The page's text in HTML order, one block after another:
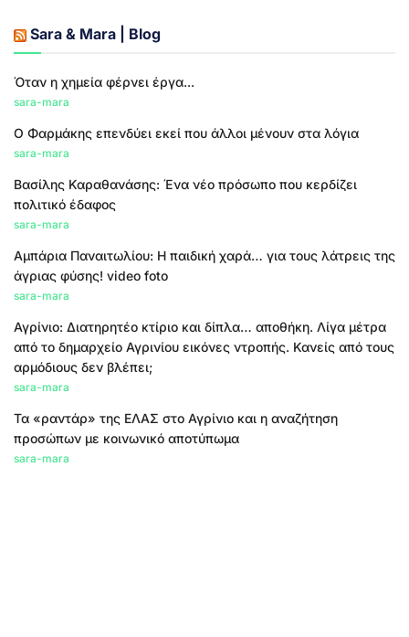
Sara & Mara | Blog
Όταν η χημεία φέρνει έργα...
sara-mara
Ο Φαρμάκης επενδύει εκεί που άλλοι μένουν στα λόγια
sara-mara
Βασίλης Καραθανάσης: Ένα νέο πρόσωπο που κερδίζει
πολιτικό έδαφος
sara-mara
Αμπάρια Παναιτωλίου: Η παιδική χαρά… για τους λάτρεις της
άγριας φύσης! video foto
sara-mara
Αγρίνιο: Διατηρητέο κτίριο και δίπλα… αποθήκη. Λίγα μέτρα
από το δημαρχείο Αγρινίου εικόνες ντροπής. Κανείς από τους
αρμόδιους δεν βλέπει;
sara-mara
Τα «ραντάρ» της ΕΛΑΣ στο Αγρίνιο και η αναζήτηση
προσώπων με κοινωνικό αποτύπωμα
sara-mara